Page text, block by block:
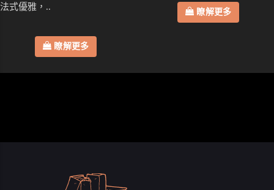
法式優雅，..
瞭解更多
瞭解更多